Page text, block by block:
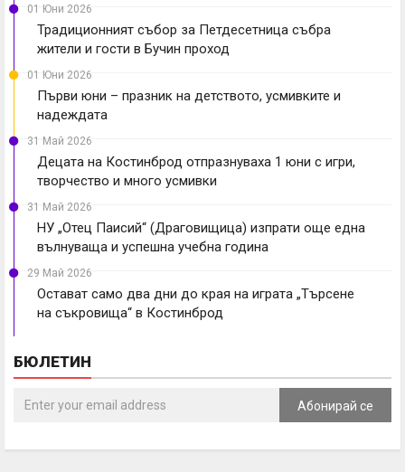
01 Юни 2026
Традиционният събор за Петдесетница събра
жители и гости в Бучин проход
01 Юни 2026
Първи юни – празник на детството, усмивките и
надеждата
31 Май 2026
Децата на Костинброд отпразнуваха 1 юни с игри,
творчество и много усмивки
31 Май 2026
НУ „Отец Паисий“ (Драговищица) изпрати още една
вълнуваща и успешна учебна година
29 Май 2026
Остават само два дни до края на играта „Търсене
на съкровища“ в Костинброд
БЮЛЕТИН
Абонирай се